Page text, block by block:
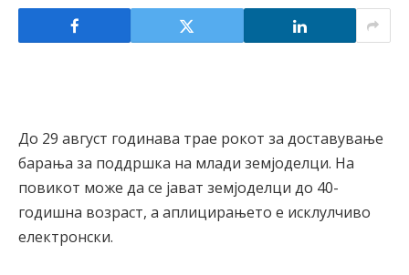
До 29 август годинава трае рокот за доставување
барања за поддршка на млади земјоделци. На
повикот може да се јават земјоделци до 40-
годишна возраст, а аплицирањето е исклулчиво
електронски.